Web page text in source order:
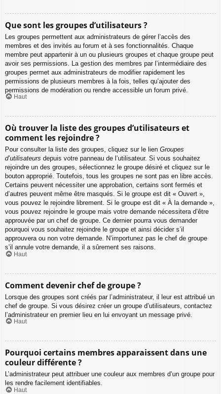
Que sont les groupes d’utilisateurs ?
Les groupes permettent aux administrateurs de gérer l’accès des
membres et des invités au forum et à ses fonctionnalités. Chaque
membre peut appartenir à un ou plusieurs groupes et chaque groupe peut
avoir ses permissions. La gestion des membres par l’intermédiaire des
groupes permet aux administrateurs de modifier rapidement les
permissions de plusieurs membres à la fois, telles qu’ajouter des
permissions de modération ou rendre accessible un forum privé.
Haut
Où trouver la liste des groupes d’utilisateurs et
comment les rejoindre ?
Pour consulter la liste des groupes, cliquez sur le lien Groupes
d’utilisateurs depuis votre panneau de l’utilisateur. Si vous souhaitez
rejoindre un des groupes, sélectionnez le groupe désiré et cliquez sur le
bouton approprié. Toutefois, tous les groupes ne sont pas en libre accès.
Certains peuvent nécessiter une approbation, certains sont fermés et
d’autres peuvent même être masqués. Si le groupe est dit « Ouvert »,
vous pouvez le rejoindre librement. Si le groupe est dit « À la demande »,
vous pouvez rejoindre le groupe mais votre demande nécessitera d’être
approuvée par un chef de groupe. Ce dernier pourra vous demander
pourquoi vous souhaitez rejoindre le groupe et ainsi décider s’il
approuvera ou non votre demande. N’importunez pas le chef de groupe
s’il annule votre demande, il a sûrement ses raisons.
Haut
Comment devenir chef de groupe ?
Lorsque des groupes sont créés par l’administrateur, il leur est attribué un
chef de groupe. Si vous désirez créer un groupe d’utilisateurs, contactez
l’administrateur en premier lieu en lui envoyant un message privé.
Haut
Pourquoi certains membres apparaissent dans une
couleur différente ?
L’administrateur peut attribuer une couleur aux membres d’un groupe pour
les rendre facilement identifiables.
Haut